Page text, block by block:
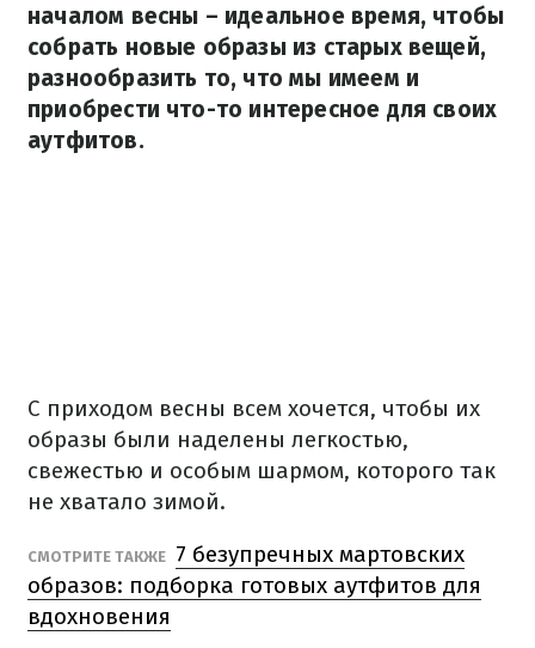
началом весны – идеальное время, чтобы
собрать новые образы из старых вещей,
разнообразить то, что мы имеем и
приобрести что-то интересное для своих
аутфитов.
С приходом весны всем хочется, чтобы их
образы были наделены легкостью,
свежестью и особым шармом, которого так
не хватало зимой.
СМОТРИТЕ ТАКЖЕ 7 безупречных мартовских
образов: подборка готовых аутфитов для
вдохновения